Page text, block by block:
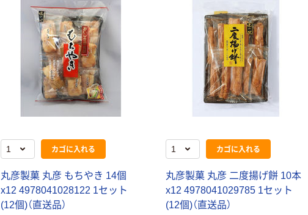
カゴに入れる
丸彦製菓 丸彦 もちやき 14個
x12 4978041028122 1セット
(12個)（直送品）
カゴに入れる
丸彦製菓 丸彦 二度揚げ餅 10本
x12 4978041029785 1セット
(12個)（直送品）